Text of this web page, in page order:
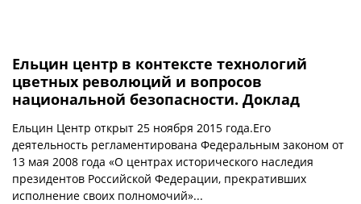
Ельцин центр в контексте технологий
цветных революций и вопросов
национальной безопасности. Доклад
Ельцин Центр открыт 25 ноября 2015 года.Его
деятельность регламентирована Федеральным законом от
13 мая 2008 года «О центрах исторического наследия
президентов Российской Федерации, прекративших
исполнение своих полномочий»...